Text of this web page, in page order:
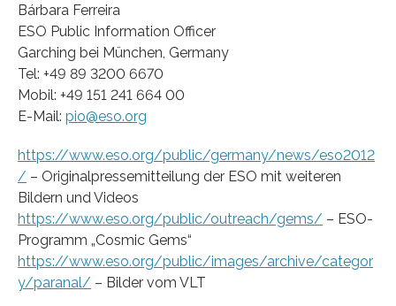
Bárbara Ferreira
ESO Public Information Officer
Garching bei München, Germany
Tel: +49 89 3200 6670
Mobil: +49 151 241 664 00
E-Mail: pio@eso.org
https://www.eso.org/public/germany/news/eso2012
/ – Originalpressemitteilung der ESO mit weiteren
Bildern und Videos
https://www.eso.org/public/outreach/gems/ – ESO-
Programm „Cosmic Gems“
https://www.eso.org/public/images/archive/categor
y/paranal/ – Bilder vom VLT